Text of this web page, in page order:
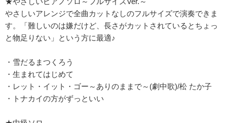
やさしいアレンジで全曲カットなしのフルサイズで演奏できま
す。「難しいのは嫌だけど、長さがカットされているとちょっ
と物足りない」という方に最適♪
・雪だるまつくろう
・生まれてはじめて
・レット・イット・ゴー～ありのままで～(劇中歌)/松 たか子
・トナカイの方がずっといい